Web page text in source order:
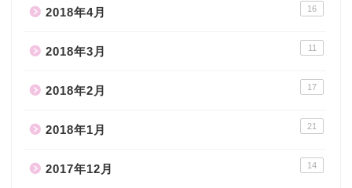
2018年4月 16
2018年3月 11
2018年2月 17
2018年1月 21
2017年12月 14